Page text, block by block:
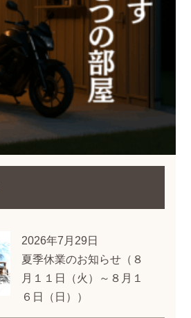
2026年7月29日
夏季休業のお知らせ（８
月１１日（火）～８月１
６日（日））